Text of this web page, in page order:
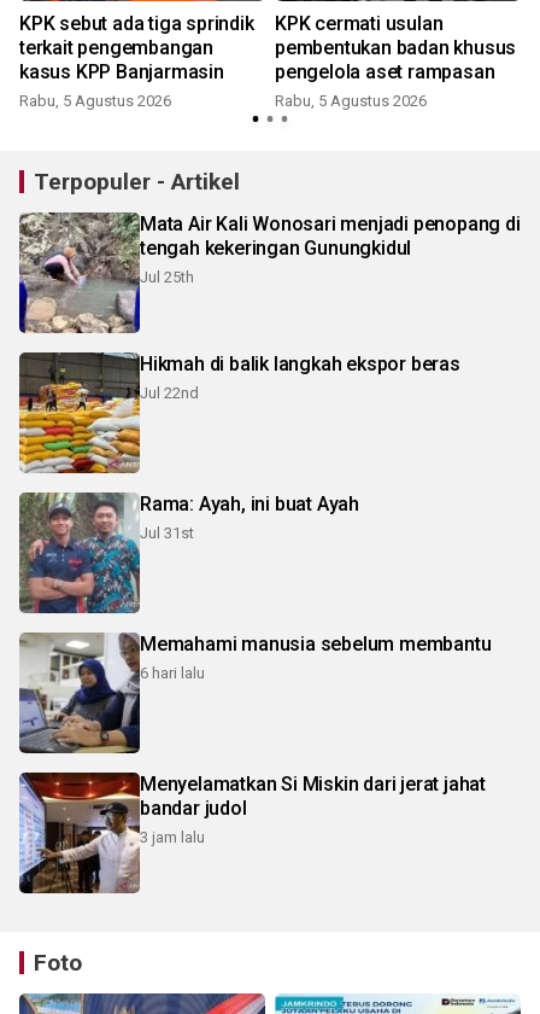
KPK sebut ada tiga sprindik
terkait pengembangan
kasus KPP Banjarmasin
Rabu, 5 Agustus 2026
KPK cermati usulan
pembentukan badan khusus
pengelola aset rampasan
Rabu, 5 Agustus 2026
Terpopuler - Artikel
Mata Air Kali Wonosari menjadi penopang di
tengah kekeringan Gunungkidul
Jul 25th
Hikmah di balik langkah ekspor beras
Jul 22nd
Rama: Ayah, ini buat Ayah
Jul 31st
Memahami manusia sebelum membantu
6 hari lalu
Menyelamatkan Si Miskin dari jerat jahat
bandar judol
3 jam lalu
Foto